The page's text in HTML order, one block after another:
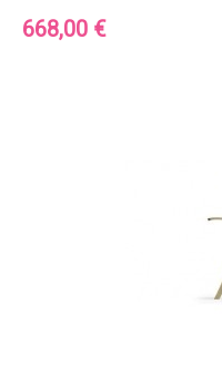
Prix
668,00 €